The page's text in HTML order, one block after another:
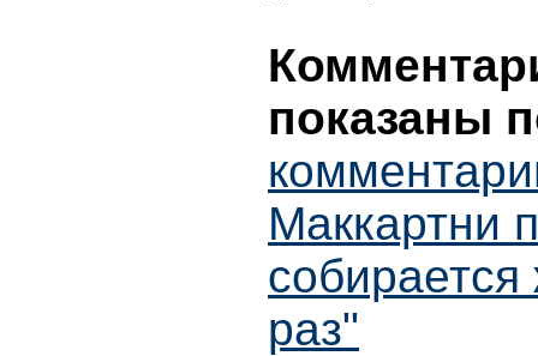
показаны
Маккартни
собирается
раз"